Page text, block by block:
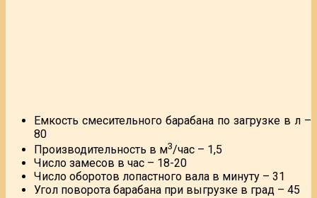
Емкость смесительного барабана по загрузке в л –
80
Производительность в м3/час – 1,5
Число замесов в час – 18-20
Число оборотов лопастного вала в минуту – 31
Угол поворота барабана при выгрузке в град – 45